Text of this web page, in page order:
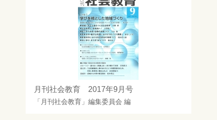
月刊社会教育 2017年9月号
「月刊社会教育」編集委員会 編